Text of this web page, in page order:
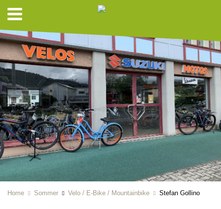
Home Sommer Velo / E-Bike / Mountainbike Stefan Gollino